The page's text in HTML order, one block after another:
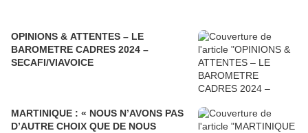
OPINIONS & ATTENTES – LE
BAROMETRE CADRES 2024 –
SECAFI/VIAVOICE
MARTINIQUE : « NOUS N’AVONS PAS
D’AUTRE CHOIX QUE DE NOUS